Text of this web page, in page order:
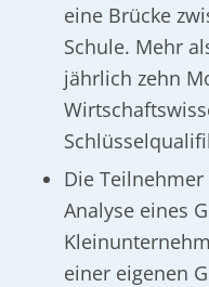
eine Brücke
Schule. Mehr
jährlich zehn
Die
Analyse eines
einer eigenen